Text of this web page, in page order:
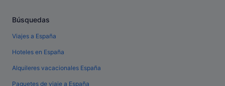
Búsquedas
Viajes a España
Hoteles en España
Alquileres vacacionales España
Paquetes de viaje a España